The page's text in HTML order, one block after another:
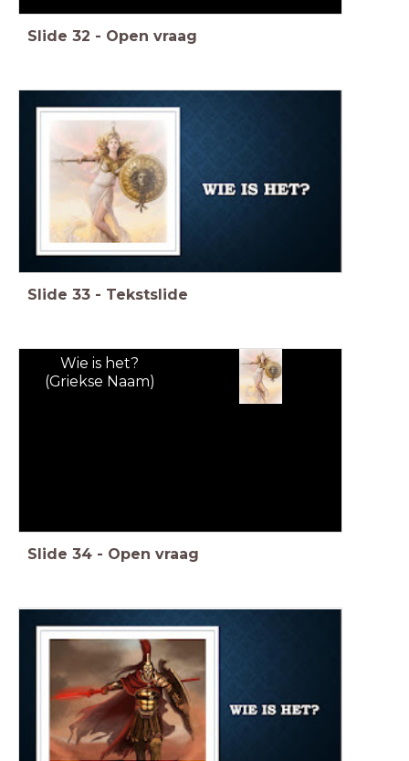
Slide 32 - Open vraag
Slide 33 - Tekstslide
Wie is het?
(Griekse Naam)
Slide 34 - Open vraag